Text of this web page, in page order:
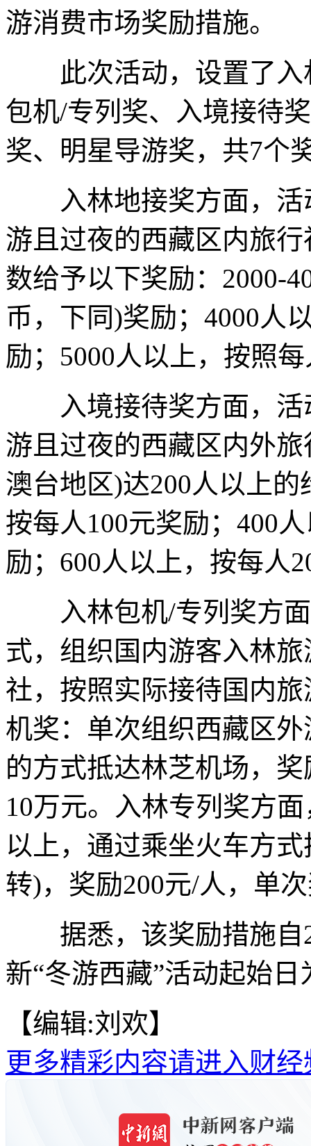
游消费市场奖励措施。
此次活动，设置了入
包机/专列奖、入境接待
奖、明星导游奖，共7个
入林地接奖方面，活
游且过夜的西藏区内旅
数给予以下奖励：2000-
币，下同)奖励；4000人
励；5000人以上，按照
入境接待奖方面，活
游且过夜的西藏区内外
澳台地区)达200人以上
按每人100元奖励；400
励；600人以上，按每人
入林包机/专列奖方面
式，组织国内游客入林
社，按照实际接待国内
机奖：单次组织西藏区
的方式抵达林芝机场，
10万元。入林专列奖方
以上，通过乘坐火车方
转)，奖励200元/人，单
据悉，该奖励措施自
新“冬游西藏”活动起始日
【编辑:刘欢】
更多精彩内容请进入财经